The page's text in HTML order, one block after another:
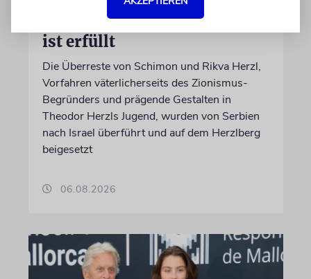
Theodor Herzls letzter Wille
ist erfüllt
Die Überreste von Schimon und Rikva Herzl,
Vorfahren väterlicherseits des Zionismus-
Begründers und prägende Gestalten in
Theodor Herzls Jugend, wurden von Serbien
nach Israel überführt und auf dem Herzlberg
beigesetzt
06.08.2026